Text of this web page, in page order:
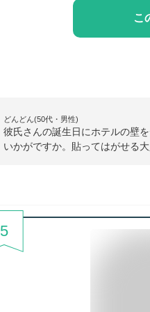
こ
どんどん(50代・男性)
彼氏さんの誕生日にホテルの壁
いかがですか。貼ってはがせる
5